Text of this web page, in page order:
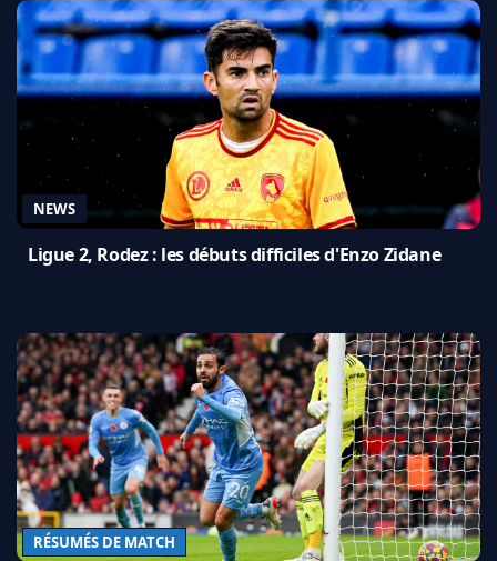
NEWS
Ligue 2, Rodez : les débuts difficiles d'Enzo Zidane
RÉSUMÉS DE MATCH